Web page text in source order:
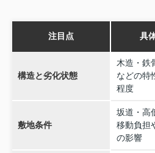
注目点 具
構造と劣化状態
木造・鉄
などの特
程度
敷地条件
坂道・高
移動負担
の影響